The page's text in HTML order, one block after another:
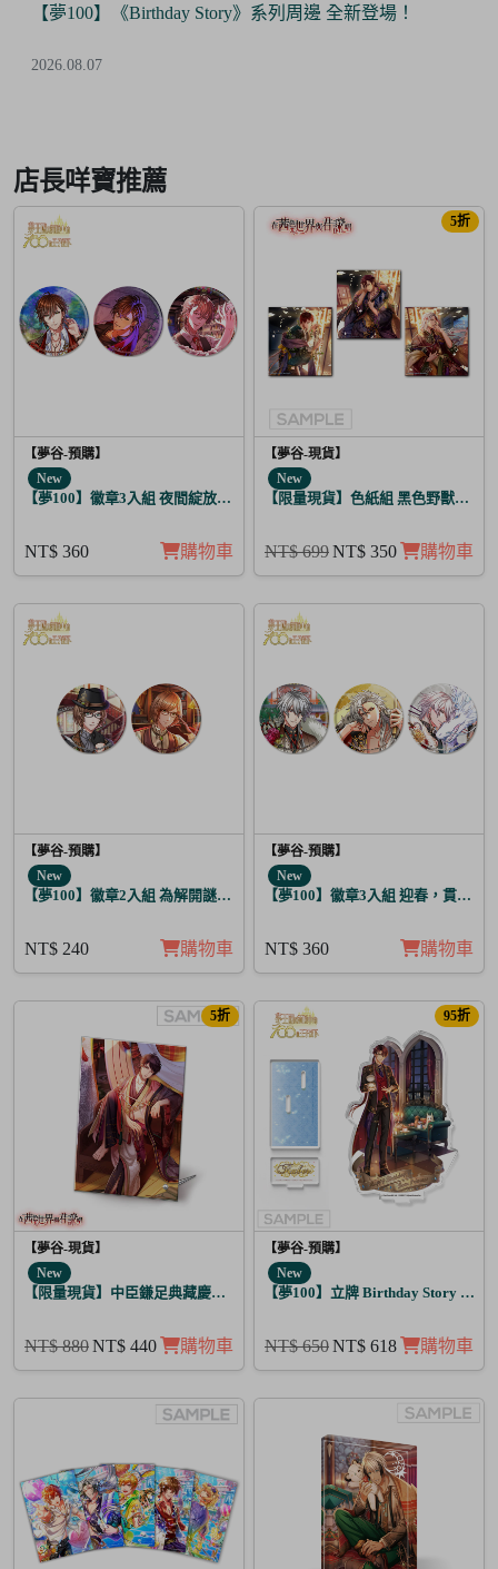
【夢100】《Birthday Story》系列周邊 全新登場！
2026.08.07
6
店長咩寶推薦
【夢谷-預購】
New
【夢100】徽章3入組 夜間綻放的花香調酒 利卡
NT$ 360 購物車
5折
【夢谷-現貨】
New
【限量現貨】色紙組 黑色野獸的咆
NT$ 699NT$ 350 購物車
【夢谷-預購】
New
【夢100】徽章2入組 為解開謎題的妳施加愛的魔法 格雷亞姆
NT$ 240 購物車
【夢谷-預購】
New
【夢100】徽章3入組 迎春，貫徹仁
NT$ 360 購物車
5折
【夢谷-現貨】
New
【限量現貨】中臣鎌足典藏慶生相框單入
NT$ 880NT$ 440 購物車
95折
【夢谷-預購】
New
【夢100】立牌 Birthday Story 路貝
NT$ 650NT$ 618 購物車